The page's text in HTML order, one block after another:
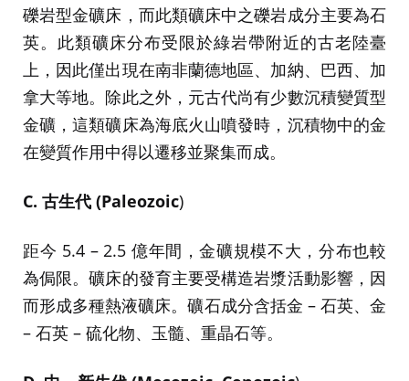
礫岩型金礦床，而此類礦床中之礫岩成分主要為石
英。此類礦床分布受限於綠岩帶附近的古老陸臺
上，因此僅出現在南非蘭德地區、加納、巴西、加
拿大等地。除此之外，元古代尚有少數沉積變質型
金礦，這類礦床為海底火山噴發時，沉積物中的金
在變質作用中得以遷移並聚集而成。
C. 古生代 (Paleozoic)
距今 5.4 – 2.5 億年間，金礦規模不大，分布也較
為侷限。礦床的發育主要受構造岩漿活動影響，因
而形成多種熱液礦床。礦石成分含括金 – 石英、金
– 石英 – 硫化物、玉髓、重晶石等。